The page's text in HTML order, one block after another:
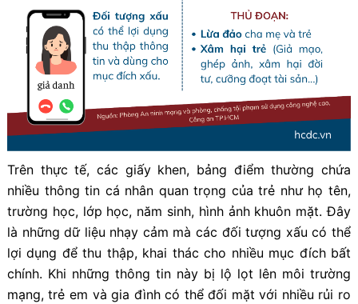
Trên thực tế, các giấy khen, bảng điểm thường chứa
nhiều thông tin cá nhân quan trọng của trẻ như họ tên,
trường học, lớp học, năm sinh, hình ảnh khuôn mặt. Đây
là những dữ liệu nhạy cảm mà các đối tượng xấu có thể
lợi dụng để thu thập, khai thác cho nhiều mục đích bất
chính. Khi những thông tin này bị lộ lọt lên môi trường
mạng, trẻ em và gia đình có thể đối mặt với nhiều rủi ro